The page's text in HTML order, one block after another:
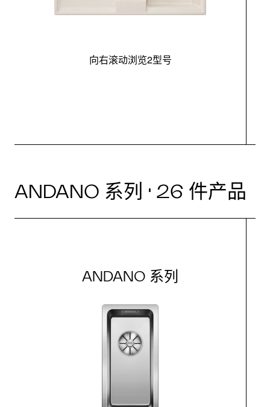
向右滚动浏览2型号
ANDANO 系列 · 26 件产品
ANDANO 系列